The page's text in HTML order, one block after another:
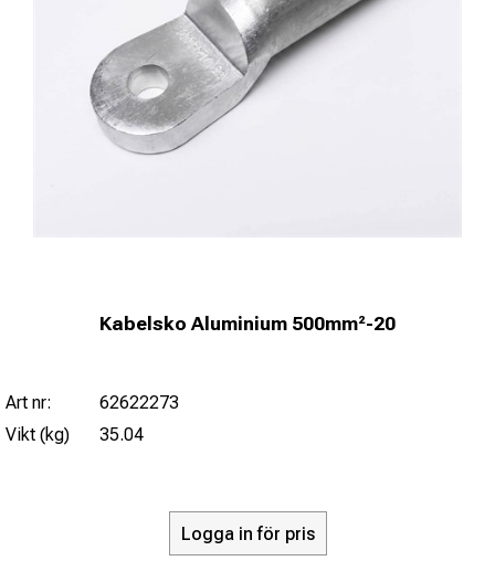
Kabelsko Aluminium 500mm²-20
Art nr:
62622273
Vikt (kg)
35.04
Logga in för pris